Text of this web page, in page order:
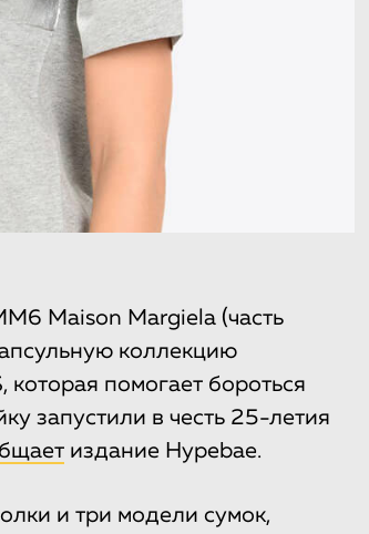
Maison Margiela (часть
коллекцию
помогает бороться
запустили в честь 25-летия
издание Hypebae.
и три модели сумок,